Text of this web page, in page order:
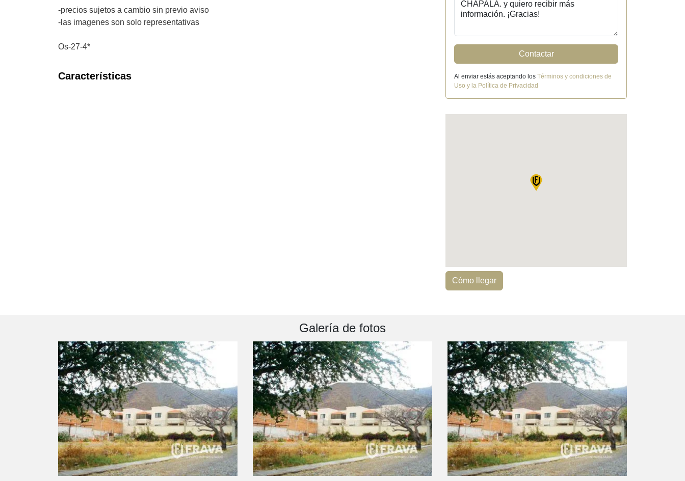
-precios sujetos a cambio sin previo aviso
-las imagenes son solo representativas
Os-27-4*
Características
Contactar
Al enviar estás aceptando los Términos y condiciones de
Uso y la Política de Privacidad
Cómo llegar
Galería de fotos